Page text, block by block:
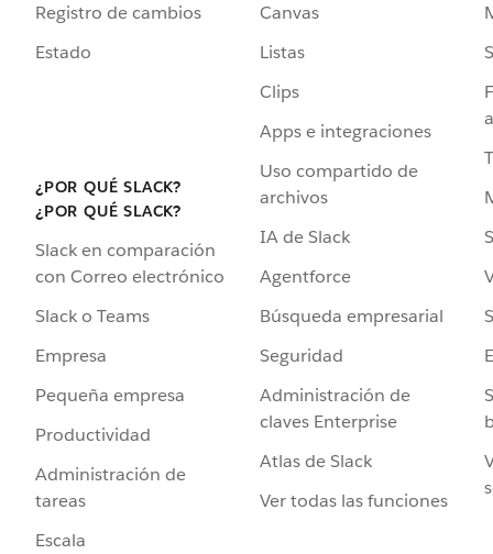
Registro de cambios
Estado
¿POR QUÉ SLACK?
¿POR QUÉ SLACK?
Slack en comparación
con Correo electrónico
Slack o Teams
Empresa
Pequeña empresa
Productividad
Administración de
tareas
Escala
Canvas
Listas
Clips
Apps e integraciones
Uso compartido de
archivos
IA de Slack
Agentforce
Búsqueda empresarial
Seguridad
Administración de
claves Enterprise
Atlas de Slack
Ver todas las funciones